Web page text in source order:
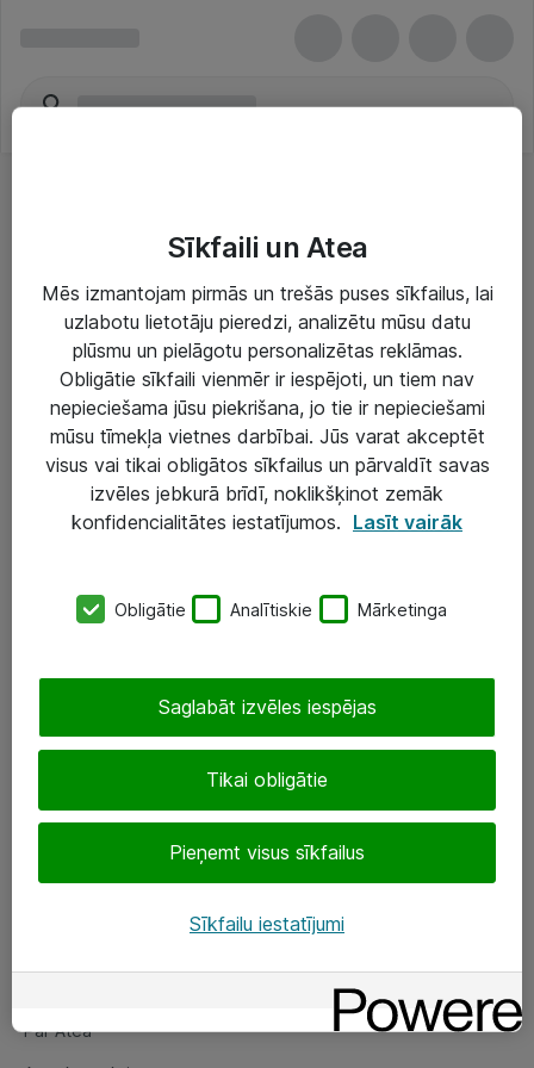
Risinājumi & Pakalpojumi
IT serviss un atbalsts
IT infrastruktūra
Darba vietu IT risinājumi
Serveri un datu centri
SIA „ATEA”
eShop@atea.lv
Sekojiet mums
Par Atea
Par Atea
Sīkfaili un Atea
Mēs izmantojam pirmās un trešās puses sīkfailus, lai
uzlabotu lietotāju pieredzi, analizētu mūsu datu
plūsmu un pielāgotu personalizētas reklāmas.
Obligātie sīkfaili vienmēr ir iespējoti, un tiem nav
nepieciešama jūsu piekrišana, jo tie ir nepieciešami
mūsu tīmekļa vietnes darbībai. Jūs varat akceptēt
visus vai tikai obligātos sīkfailus un pārvaldīt savas
izvēles jebkurā brīdī, noklikšķinot zemāk
konfidencialitātes iestatījumos. Lasīt vairāk
Obligātie Analītiskie Mārketinga
Tikai obligātie
Pieņemt visus sīkfailus
Saglabāt izvēles iespējas
Sīkfailu iestatījumi